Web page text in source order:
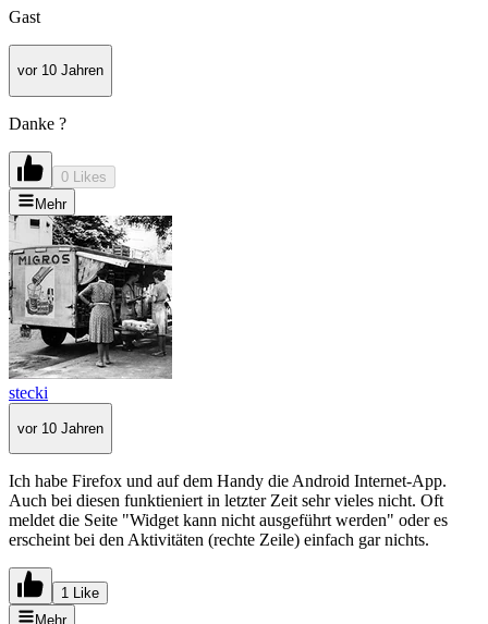
Gast
vor 10 Jahren
Danke ?
0 Likes
Mehr
stecki
vor 10 Jahren
Ich habe Firefox und auf dem Handy die Android Internet-App.
Auch bei diesen funktieniert in letzter Zeit sehr vieles nicht. Oft
meldet die Seite "Widget kann nicht ausgeführt werden" oder es
erscheint bei den Aktivitäten (rechte Zeile) einfach gar nichts.
1 Like
Mehr